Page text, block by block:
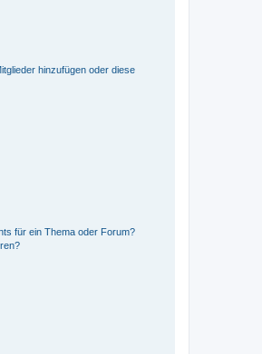
hinzufügen oder diese
für ein Thema oder Forum?